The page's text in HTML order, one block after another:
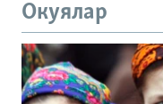
Окуялар